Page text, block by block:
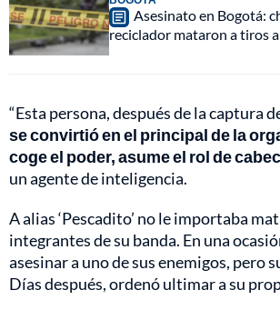
Asesinato en Bogotá:
reciclador mataron a tiros
“Esta persona, después de la captura
se convirtió en el principal de la
coge el poder, asume el rol de
un agente de inteligencia.
A alias ‘Pescadito’ no le importaba
integrantes de su banda. En una
asesinar a uno de sus enemigos, pero
Días después, ordenó ultimar a su